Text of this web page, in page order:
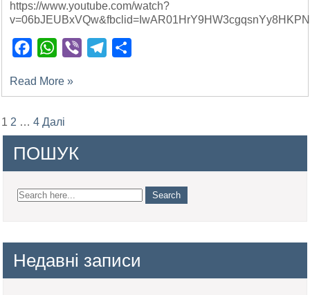
https://www.youtube.com/watch?
FacebookWhatsApp
Viber Telegram
Read More »
Posts
pagination
1 2 … 4 Далі
ПОШУК
Недавні записи